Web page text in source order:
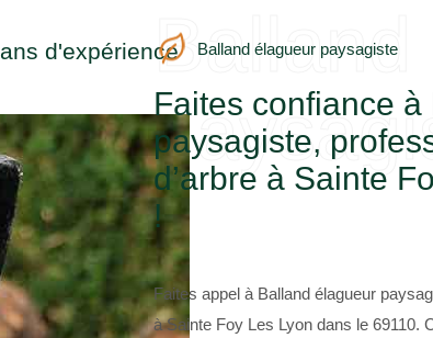
ans d'expérience Balland élagueur paysagiste
Balland
Faites confiance
paysagiste,
d’arbre à Sainte
!
Faites appel à Balland élagueur
à Sainte Foy Les Lyon dans le 69110.